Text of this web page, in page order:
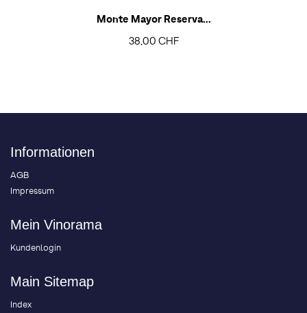
Monte Mayor Reserva...
38,00 CHF
Informationen
AGB
Impressum
Mein Vinorama
Kundenlogin
Main Sitemap
Index